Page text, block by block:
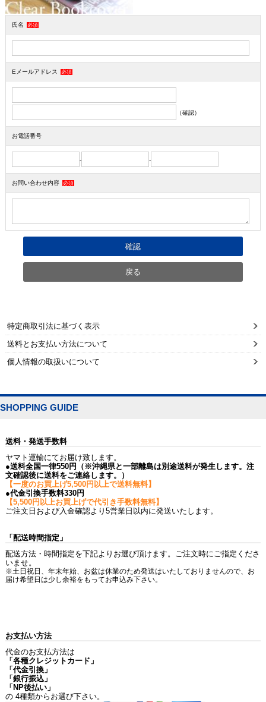
氏名 必須
Eメールアドレス 必須
（確認）
お電話番号
- -
お問い合わせ内容 必須
特定商取引法に基づく表示
送料とお支払い方法について
個人情報の取扱いについて
SHOPPING GUIDE
送料・発送手数料
ヤマト運輸にてお届け致します。
●送料全国一律550円（※沖縄県と一部離島は別途送料が発生します。注
文確認後に送料をご連絡します。）
【一度のお買上げ5,500円以上で送料無料】
●代金引換手数料330円
【5,500円以上お買上げで代引き手数料無料】
ご注文日および入金確認より5営業日以内に発送いたします。
「配送時間指定」
配送方法・時間指定を下記よりお選び頂けます。ご注文時にご指定くださ
いませ。
※土日祝日、年末年始、お盆は休業のため発送はいたしておりませんので、お
届け希望日は少し余裕をもってお申込み下さい。
お支払い方法
代金のお支払方法は
「各種クレジットカード」
「代金引換」
「銀行振込」
「NP後払い」
の 4種類からお選び下さい。